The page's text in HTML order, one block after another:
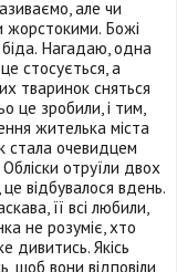
але чи
жорстокими. Божі
біда. Нагадаю, одна
стосується, а
тваринок сняться
це зробили, і тим,
жителька міста
стала очевидцем
отруїли двох
відбувалося вдень.
її всі любили,
не розуміє, хто
дивитись. Якісь
щоб вони відповіли